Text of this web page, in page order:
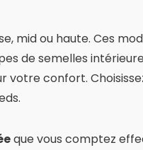
mid ou haute. Ces
de semelles
votre confort.
que vous comptez